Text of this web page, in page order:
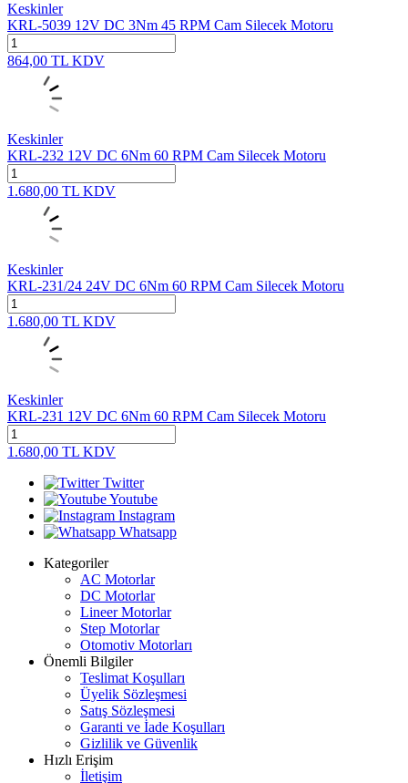
Keskinler
KRL-5039 12V DC 3Nm 45 RPM Cam Silecek Motoru
864,00 TL KDV
Keskinler
KRL-232 12V DC 6Nm 60 RPM Cam Silecek Motoru
1.680,00 TL KDV
Keskinler
KRL-231/24 24V DC 6Nm 60 RPM Cam Silecek Motoru
1.680,00 TL KDV
Keskinler
KRL-231 12V DC 6Nm 60 RPM Cam Silecek Motoru
1.680,00 TL KDV
Twitter
Youtube
Instagram
Whatsapp
Kategoriler
AC Motorlar
DC Motorlar
Lineer Motorlar
Step Motorlar
Otomotiv Motorları
Önemli Bilgiler
Teslimat Koşulları
Üyelik Sözleşmesi
Satış Sözleşmesi
Garanti ve İade Koşulları
Gizlilik ve Güvenlik
Hızlı Erişim
İletişim